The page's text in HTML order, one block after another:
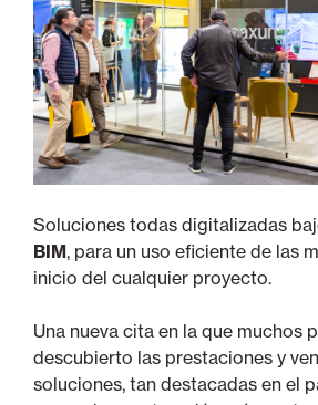
Soluciones todas digitalizadas
BIM, para un uso eficiente de las
inicio del cualquier proyecto.
Una nueva cita en la que muchos
descubierto las prestaciones y
soluciones, tan destacadas en el